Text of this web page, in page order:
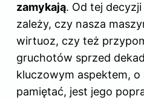
zamykają. Od tej
zależy, czy nasza
wirtuoz, czy też
gruchotów sprzed
kluczowym aspektem,
pamiętać, jest jego